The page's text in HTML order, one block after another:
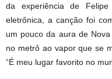
da experiência de
eletrônica, a canção foi
um pouco da aura de
no metrô ao vapor que se
“É meu lugar favorito no